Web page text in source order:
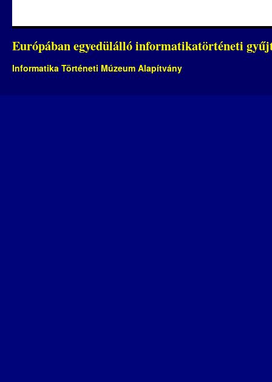
Európában egyedülálló informatikatörténeti
Informatika Történeti Múzeum Alapítvány